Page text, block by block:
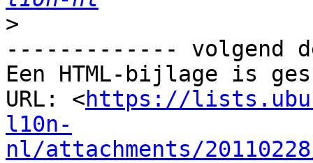
>
------------- volgend
Een HTML-bijlage is
URL: <https://
l10n-
nl/attachments/